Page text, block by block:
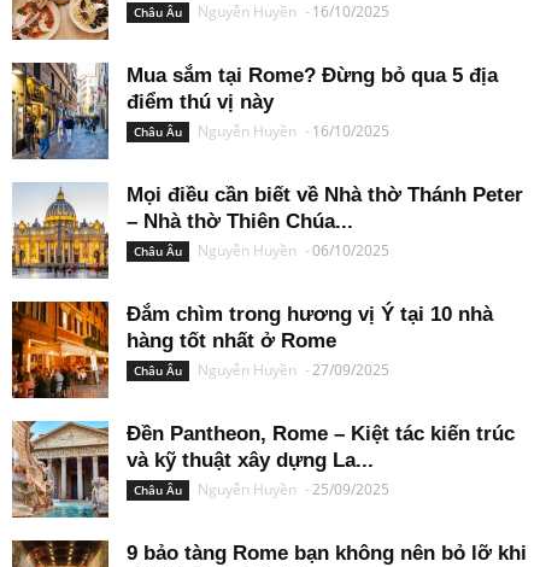
Châu Âu Nguyễn Huyền - 16/10/2025
Mua sắm tại Rome? Đừng bỏ qua 5 địa
điểm thú vị này
Châu Âu Nguyễn Huyền - 16/10/2025
Mọi điều cần biết về Nhà thờ Thánh Peter
– Nhà thờ Thiên Chúa...
Châu Âu Nguyễn Huyền -06/10/2025
Đắm chìm trong hương vị Ý tại 10 nhà
hàng tốt nhất ở Rome
Châu Âu Nguyễn Huyền -27/09/2025
Đền Pantheon, Rome – Kiệt tác kiến trúc
và kỹ thuật xây dựng La...
Châu Âu Nguyễn Huyền -25/09/2025
9 bảo tàng Rome bạn không nên bỏ lỡ khi